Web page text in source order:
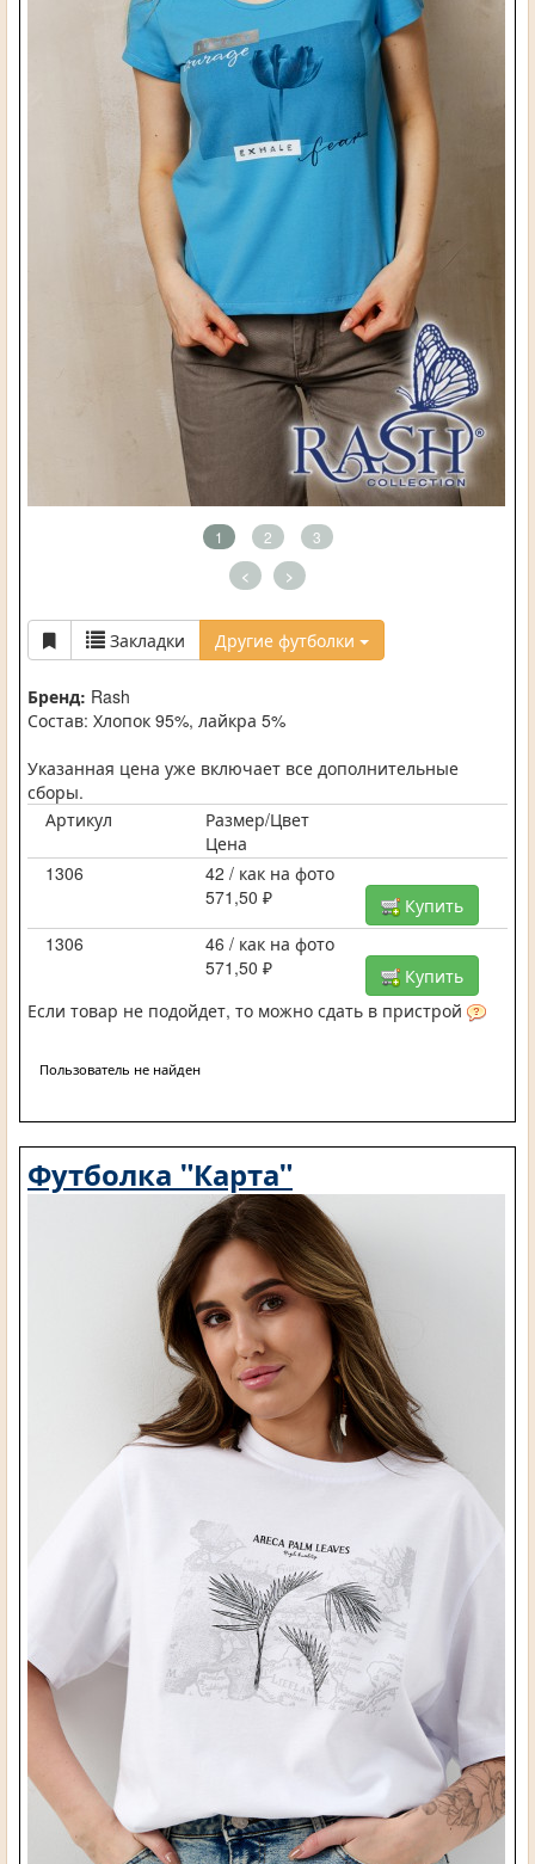
1 2 3
< >
Закладки Другие футболки
Бренд: Rash
Состав: Хлопок 95%, лайкра 5%
Указанная цена уже включает все дополнительные
сборы.
Артикул
Размер/Цвет
Цена
1306
42 / как на фото
571,50 ₽
Купить
1306
46 / как на фото
571,50 ₽
Купить
Если товар не подойдет, то можно сдать в пристрой
Пользователь не найден
Футболка "Карта"